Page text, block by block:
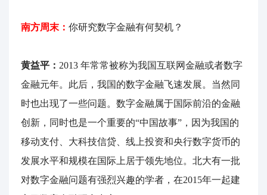
南方周末： 你研究数字金融有何契机？
黄益平： 2013 年常常被称为我国互联网金融或者数字
金融元年。此后，我国的数字金融飞速发展。当然同
时也出现了一些问题。数字金融属于国际前沿的金融
创新，同时也是一个重要的“中国故事”，因为我国的
移动支付、大科技信贷、线上投资和央行数字货币的
发展水平和规模在国际上居于领先地位。北大有一批
对数字金融问题有强烈兴趣的学者，在2015年一起建